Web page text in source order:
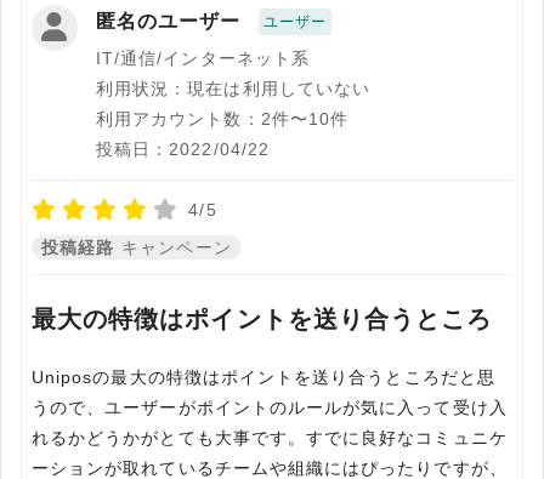
匿名のユーザー ユーザー
IT/通信/インターネット系
利用状況：現在は利用していない
利用アカウント数：2件〜10件
投稿日：2022/04/22
4/5
投稿経路 キャンペーン
最大の特徴はポイントを送り合うところ
Uniposの最大の特徴はポイントを送り合うところだと思
うので、ユーザーがポイントのルールが気に入って受け入
れるかどうかがとても大事です。すでに良好なコミュニケ
ーションが取れているチームや組織にはぴったりですが、